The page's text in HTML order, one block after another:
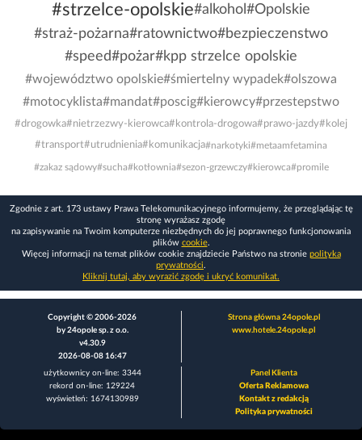
#strzelce-opolskie#alkohol #Opolskie
#straż-pożarna#ratownictwo#bezpieczenstwo
#speed#pożar#kpp strzelce opolskie
#województwo opolskie#śmiertelny wypadek#olszowa
#motocyklista#mandat#poscig#kierowcy#przestepstwo
#drogowka#nietrzezwy-kierowca#kontrola-drogowa#prawo-jazdy#kolej
#transport#utrudnienia#komunikacja#narkotyki#metaamfetamina
#zakaz sądowy#sucha#kotłownia#sezon-grzewczy#kierowca#promile
Zgodnie z art. 173 ustawy Prawa Telekomunikacyjnego informujemy, że przeglądając tę
stronę wyrażasz zgodę
na zapisywanie na Twoim komputerze niezbędnych do jej poprawnego funkcjonowania
plików cookie.
Więcej informacji na temat plików cookie znajdziecie Państwo na stronie polityka
prywatności.
Kliknij tutaj, aby wyrazić zgodę i ukryć komunikat.
Copyright © 2006-2026
by 24opole sp. z o.o.
v4.30.9
2026-08-08 16:47
Strona główna 24opole.pl
www.hotele.24opole.pl
użytkownicy on-line: 3344
rekord on-line: 129224
wyświetleń: 1674130989
Panel Klienta
Oferta Reklamowa
Kontakt z redakcją
Polityka prywatności